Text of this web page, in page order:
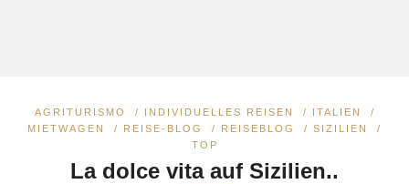
AGRITURISMO / INDIVIDUELLES REISEN / ITALIEN
/
MIETWAGEN
/ REISE-BLOG / REISEBLOG / SIZILIEN
/
TOP
La dolce vita auf Sizilien..